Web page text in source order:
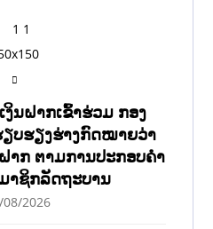
ງິນຝາກເຂົ້າຮ່ວມ ກອງ
ບຮຽງຮ່າງກົດໝາຍວ່າ
າກ ຕາມການປະກອບຄຳ
າຊິກລັດຖະບານ
08/2026